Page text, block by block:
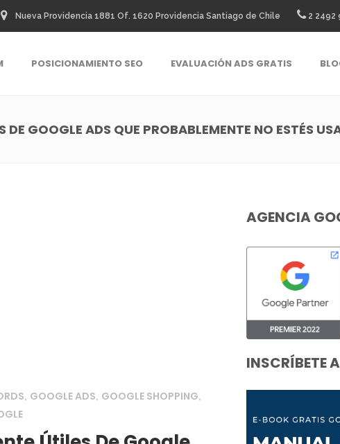
Nueva Providencia 1881 Of. 1620 Providencia Santiago de Chile 2 2492
POSICIONAMIENTO SEO EVALUACIÓN ADS GRATIS
GOOGLE ADS QUE PROBABLEMENTE NO ESTÉS
, GOOGLE ADS, GOOGLE SHOPPING,
AGENCIA
INSCRÍBETE